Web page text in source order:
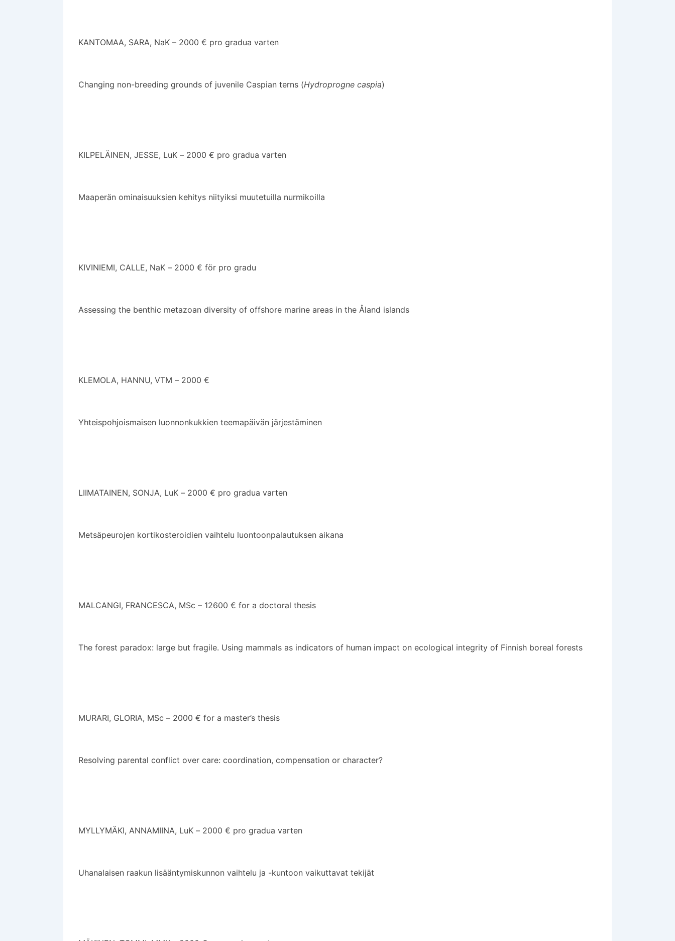
KANTOMAA, SARA, NaK – 2000 € pro gradua varten
Changing non-breeding grounds of juvenile Caspian terns (Hydroprogne caspia)
KILPELÄINEN, JESSE, LuK – 2000 € pro gradua varten
Maaperän ominaisuuksien kehitys niityiksi muutetuilla nurmikoilla
KIVINIEMI, CALLE, NaK – 2000 € för pro gradu
Assessing the benthic metazoan diversity of offshore marine areas in the Åland islands
KLEMOLA, HANNU, VTM – 2000 €
Yhteispohjoismaisen luonnonkukkien teemapäivän järjestäminen
LIIMATAINEN, SONJA, LuK – 2000 € pro gradua varten
Metsäpeurojen kortikosteroidien vaihtelu luontoonpalautuksen aikana
MALCANGI, FRANCESCA, MSc – 12600 € for a doctoral thesis
The forest paradox: large but fragile. Using mammals as indicators of human impact on ecological integrity of Finnish boreal forests
MURARI, GLORIA, MSc – 2000 € for a master’s thesis
Resolving parental conflict over care: coordination, compensation or character?
MYLLYMÄKI, ANNAMIINA, LuK – 2000 € pro gradua varten
Uhanalaisen raakun lisääntymiskunnon vaihtelu ja -kuntoon vaikuttavat tekijät